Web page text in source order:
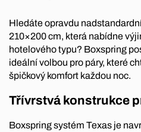
Hledáte opravdu
210×200 cm, která nabídne
hotelového typu? Boxspring
ideální volbou pro páry, které
špičkový komfort každou noc.
Třívrstvá konstrukce
Boxspring systém Texas je